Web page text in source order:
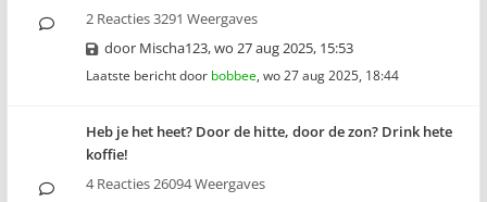
2 Reacties 3291 Weergaves
door Mischa123,wo 27 aug 2025, 15:53
Laatste bericht door bobbee, wo 27 aug 2025, 18:44
Heb je het heet? Door de hitte, door de zon? Drink hete
koffie!
4 Reacties 26094 Weergaves